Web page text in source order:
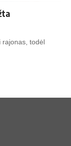
rajonas, todėl